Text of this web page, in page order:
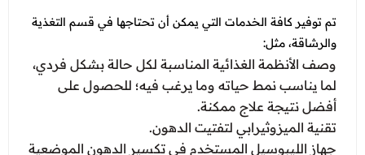
عروض العناية بالشعر
عروض الرجال
عروض جراحات التجميل
عروض قسم الطوارئ
عروض المختبر
عروض الاشعة
تم توفير كافة الخدمات التي يمكن أن تحتاجها في قسم التغذية
والرشاقة، مثل:
وصف الأنظمة الغذائية المناسبة لكل حالة بشكل فردي،
لما يناسب نمط حياته وما يرغب فيه؛ للحصول على
أفضل نتيجة علاج ممكنة.
تقنية الميزوثيرابي لتفتيت الدهون.
جهاز الليبوسيل المستخدم في تكسير الدهون الموضعية